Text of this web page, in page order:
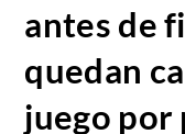
antes de
quedan
juego por